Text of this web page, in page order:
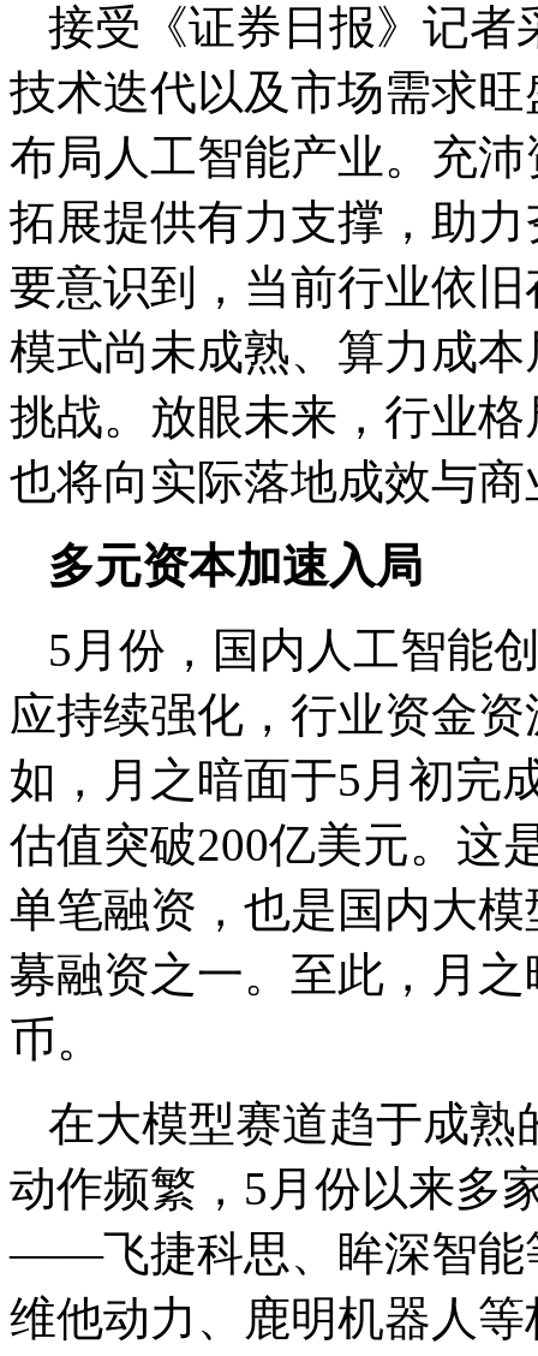
接受《证券日报》记者
技术迭代以及市场需求
布局人工智能产业。充
拓展提供有力支撑，助
要意识到，当前行业依
模式尚未成熟、算力成
挑战。放眼未来，行业
也将向实际落地成效与
多元资本加速入局
5月份，国内人工智能
应持续强化，行业资金
如，月之暗面于5月初完
估值突破200亿美元。这
单笔融资，也是国内大
募融资之一。至此，月
币。
在大模型赛道趋于成熟
动作频繁，5月份以来多
——飞捷科思、眸深智能
维他动力、鹿明机器人